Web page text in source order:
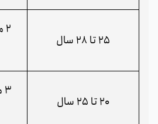
25 تا 28 سال
20 تا 25 سال